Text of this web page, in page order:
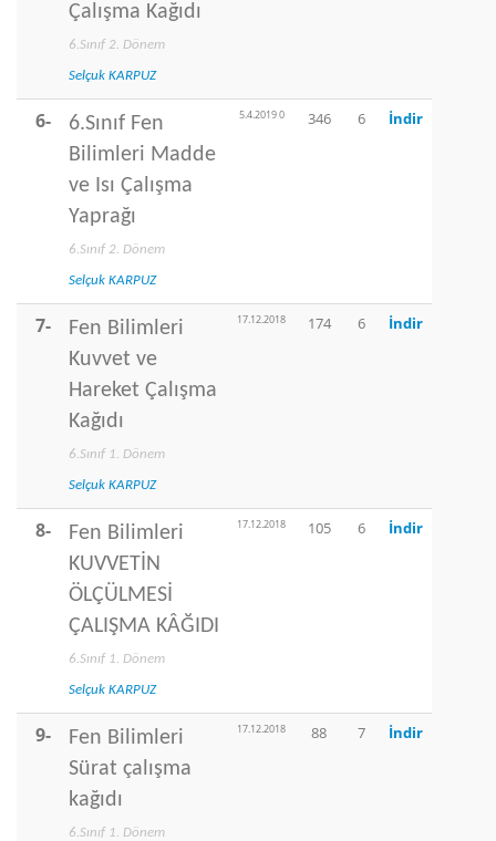
Çalışma Kağıdı
6.Sınıf 2. Dönem
Selçuk KARPUZ
6-
6.Sınıf Fen
Bilimleri Madde
ve Isı Çalışma
Yaprağı
6.Sınıf 2. Dönem
Selçuk KARPUZ
5.4.2019 0 346 6 İndir
7-
Fen Bilimleri
Kuvvet ve
Hareket Çalışma
Kağıdı
6.Sınıf 1. Dönem
Selçuk KARPUZ
17.12.2018 174 6 İndir
8-
Fen Bilimleri
KUVVETİN
ÖLÇÜLMESİ
ÇALIŞMA KÂĞIDI
6.Sınıf 1. Dönem
Selçuk KARPUZ
17.12.2018 105 6 İndir
9-
Fen Bilimleri
Sürat çalışma
kağıdı
6.Sınıf 1. Dönem
17.12.2018 88 7 İndir